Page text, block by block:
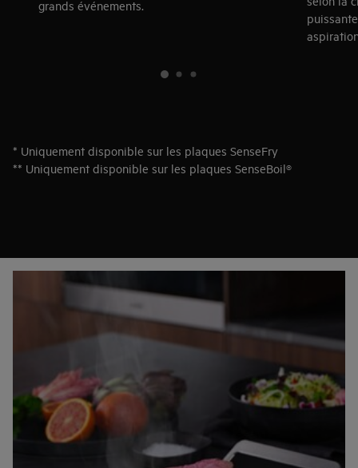
grands événements.
* Uniquement disponible sur les plaques SenseFry
** Uniquement disponible sur les plaques SenseBoil®